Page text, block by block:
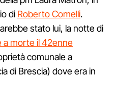
di Roberto Comelli.
stato lui, la notte di
a morte il 42enne
comunale a
di Brescia) dove era in